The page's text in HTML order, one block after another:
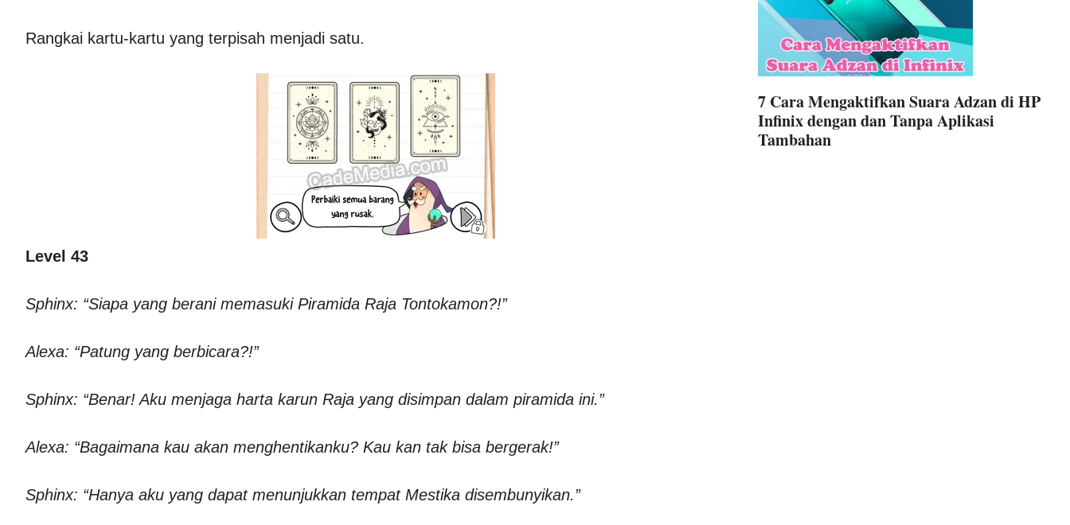
Rangkai kartu-kartu yang terpisah menjadi satu.
Level 43
Sphinx: “Siapa yang berani memasuki Piramida Raja Tontokamon?!”
Alexa: “Patung yang berbicara?!”
Sphinx: “Benar! Aku menjaga harta karun Raja yang disimpan dalam piramida ini.”
Alexa: “Bagaimana kau akan menghentikanku? Kau kan tak bisa bergerak!”
Sphinx: “Hanya aku yang dapat menunjukkan tempat Mestika disembunyikan.”
7 Cara Mengaktifkan Suara Adzan di HP
Infinix dengan dan Tanpa Aplikasi
Tambahan